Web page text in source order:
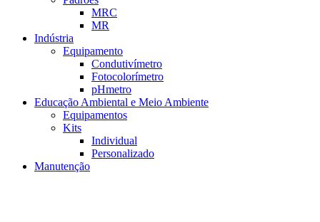
MRC
MR
Indústria
Equipamento
Condutivímetro
Fotocolorímetro
pHmetro
Educação Ambiental e Meio Ambiente
Equipamentos
Kits
Individual
Personalizado
Manutenção